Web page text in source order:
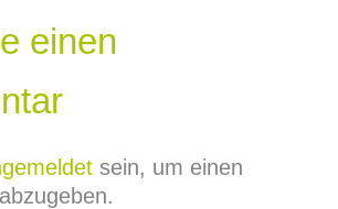
einen
sein, um einen